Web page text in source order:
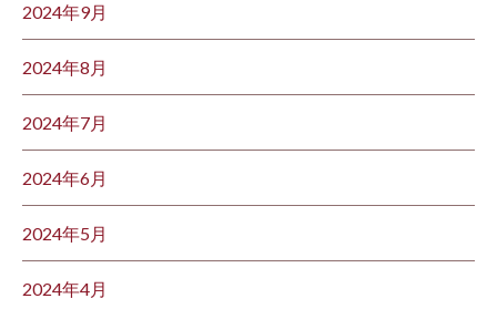
2024年9月
2024年8月
2024年7月
2024年6月
2024年5月
2024年4月